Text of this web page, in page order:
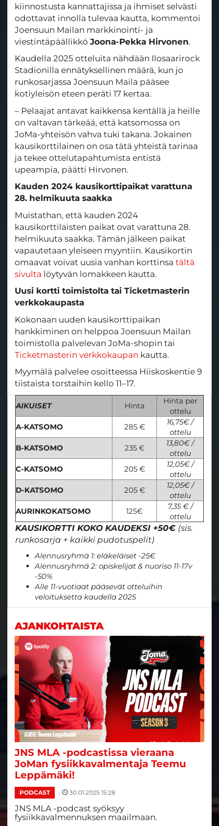
kiinnostusta kannattajissa ja ihmiset selvästi
odottavat innolla tulevaa kautta, kommentoi
Joensuun Mailan markkinointi- ja
viestintäpäällikkö Joona-Pekka Hirvonen.
Kaudella 2025 otteluita nähdään Ilosaarirock
Stadionilla ennätyksellinen määrä, kun jo
runkosarjassa Joensuun Maila pääsee
kotiyleisön eteen peräti 17 kertaa.
– Pelaajat antavat kaikkensa kentällä ja heille
on valtavan tärkeää, että katsomossa on
JoMa-yhteisön vahva tuki takana. Jokainen
kausikorttilainen on osa tätä yhteistä tarinaa
ja tekee ottelutapahtumista entistä
upeampia, päätti Hirvonen.
Kauden 2024 kausikorttipaikat varattuna
28. helmikuuta saakka
Muistathan, että kauden 2024
kausikorttilaisten paikat ovat varattuna 28.
helmikuuta saakka. Tämän jälkeen paikat
vapautetaan yleiseen myyntiin. Kausikortin
omaavat voivat uusia vanhan korttinsa tältä
sivulta löytyvän lomakkeen kautta.
Uusi kortti toimistolta tai Ticketmasterin
verkkokaupasta
Kokonaan uuden kausikorttipaikan
hankkiminen on helppoa Joensuun Mailan
toimistolla palvelevan JoMa-shopin tai
Ticketmasterin verkkokaupan kautta.
Myymälä palvelee osoitteessa Hiiskoskentie 9
tiistaista torstaihin kello 11–17.
AIKUISET Hinta
Hinta per
ottelu
A-KATSOMO
285 €
16,75€ /
ottelu
B-KATSOMO
235 €
13,80€ /
ottelu
C-KATSOMO
205 €
12,05€ /
ottelu
D-KATSOMO
205 €
12,05€ /
ottelu
AURINKOKATSOMO
125€
7,35 € /
ottelu
KAUSIKORTTI KOKO KAUDEKSI +50€ (sis.
runkosarja + kaikki pudotuspelit)
Alennusryhmä 1: eläkeläiset -25€
Alennusryhmä 2: opiskelijat & nuoriso 11-17v
-50%
Alle 11-vuotiaat pääsevät otteluihin
veloituksetta kaudella 2025
AJANKOHTAISTA
JNS MLA -podcastissa vieraana
JoMan fysiikkavalmentaja Teemu
Leppämäki!
PODCAST | 30.01.2025 15:28
JNS MLA -podcast syöksyy
fysiikkavalmennuksen maailmaan.